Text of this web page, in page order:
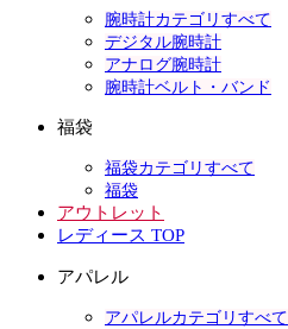
腕時計カテゴリすべて
デジタル腕時計
アナログ腕時計
腕時計ベルト・バンド
福袋
福袋カテゴリすべて
福袋
アウトレット
レディース TOP
アパレル
アパレルカテゴリすべて